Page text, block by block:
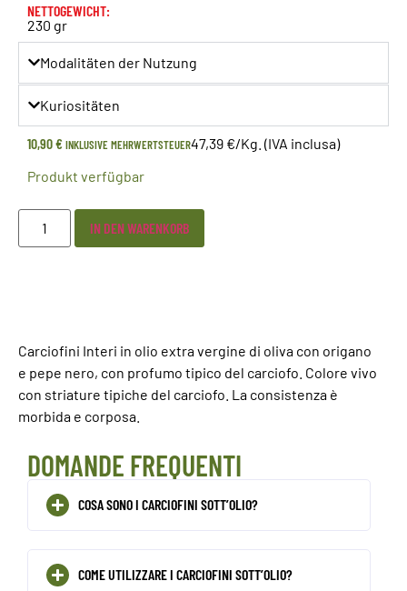
NETTOGEWICHT:
230 gr
Modalitäten der Nutzung
Kuriositäten
10,90€INKLUSIVE MEHRWERTSTEUER47,39 €/Kg. (IVA inclusa)
Produkt verfügbar
IN DEN WARENKORB
Carciofini Interi in olio extra vergine di oliva con origano
e pepe nero, con profumo tipico del carciofo. Colore vivo
con striature tipiche del carciofo. La consistenza è
morbida e corposa.
DOMANDE FREQUENTI
COSA SONO I CARCIOFINI SOTT’OLIO?
COME UTILIZZARE I CARCIOFINI SOTT’OLIO?